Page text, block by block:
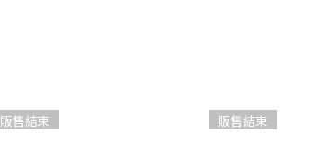
販售結束 販售結束